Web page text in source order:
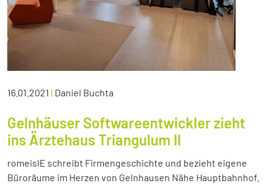
16.01.2021 | Daniel Buchta
Gelnhäuser Softwareentwickler zieht
ins Ärztehaus Triangulum II
romeisIE schreibt Firmengeschichte und bezieht eigene
Büroräume im Herzen von Gelnhausen Nähe Hauptbahnhof.